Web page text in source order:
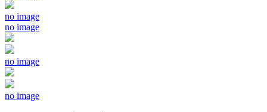
no image
no image
no image
no image